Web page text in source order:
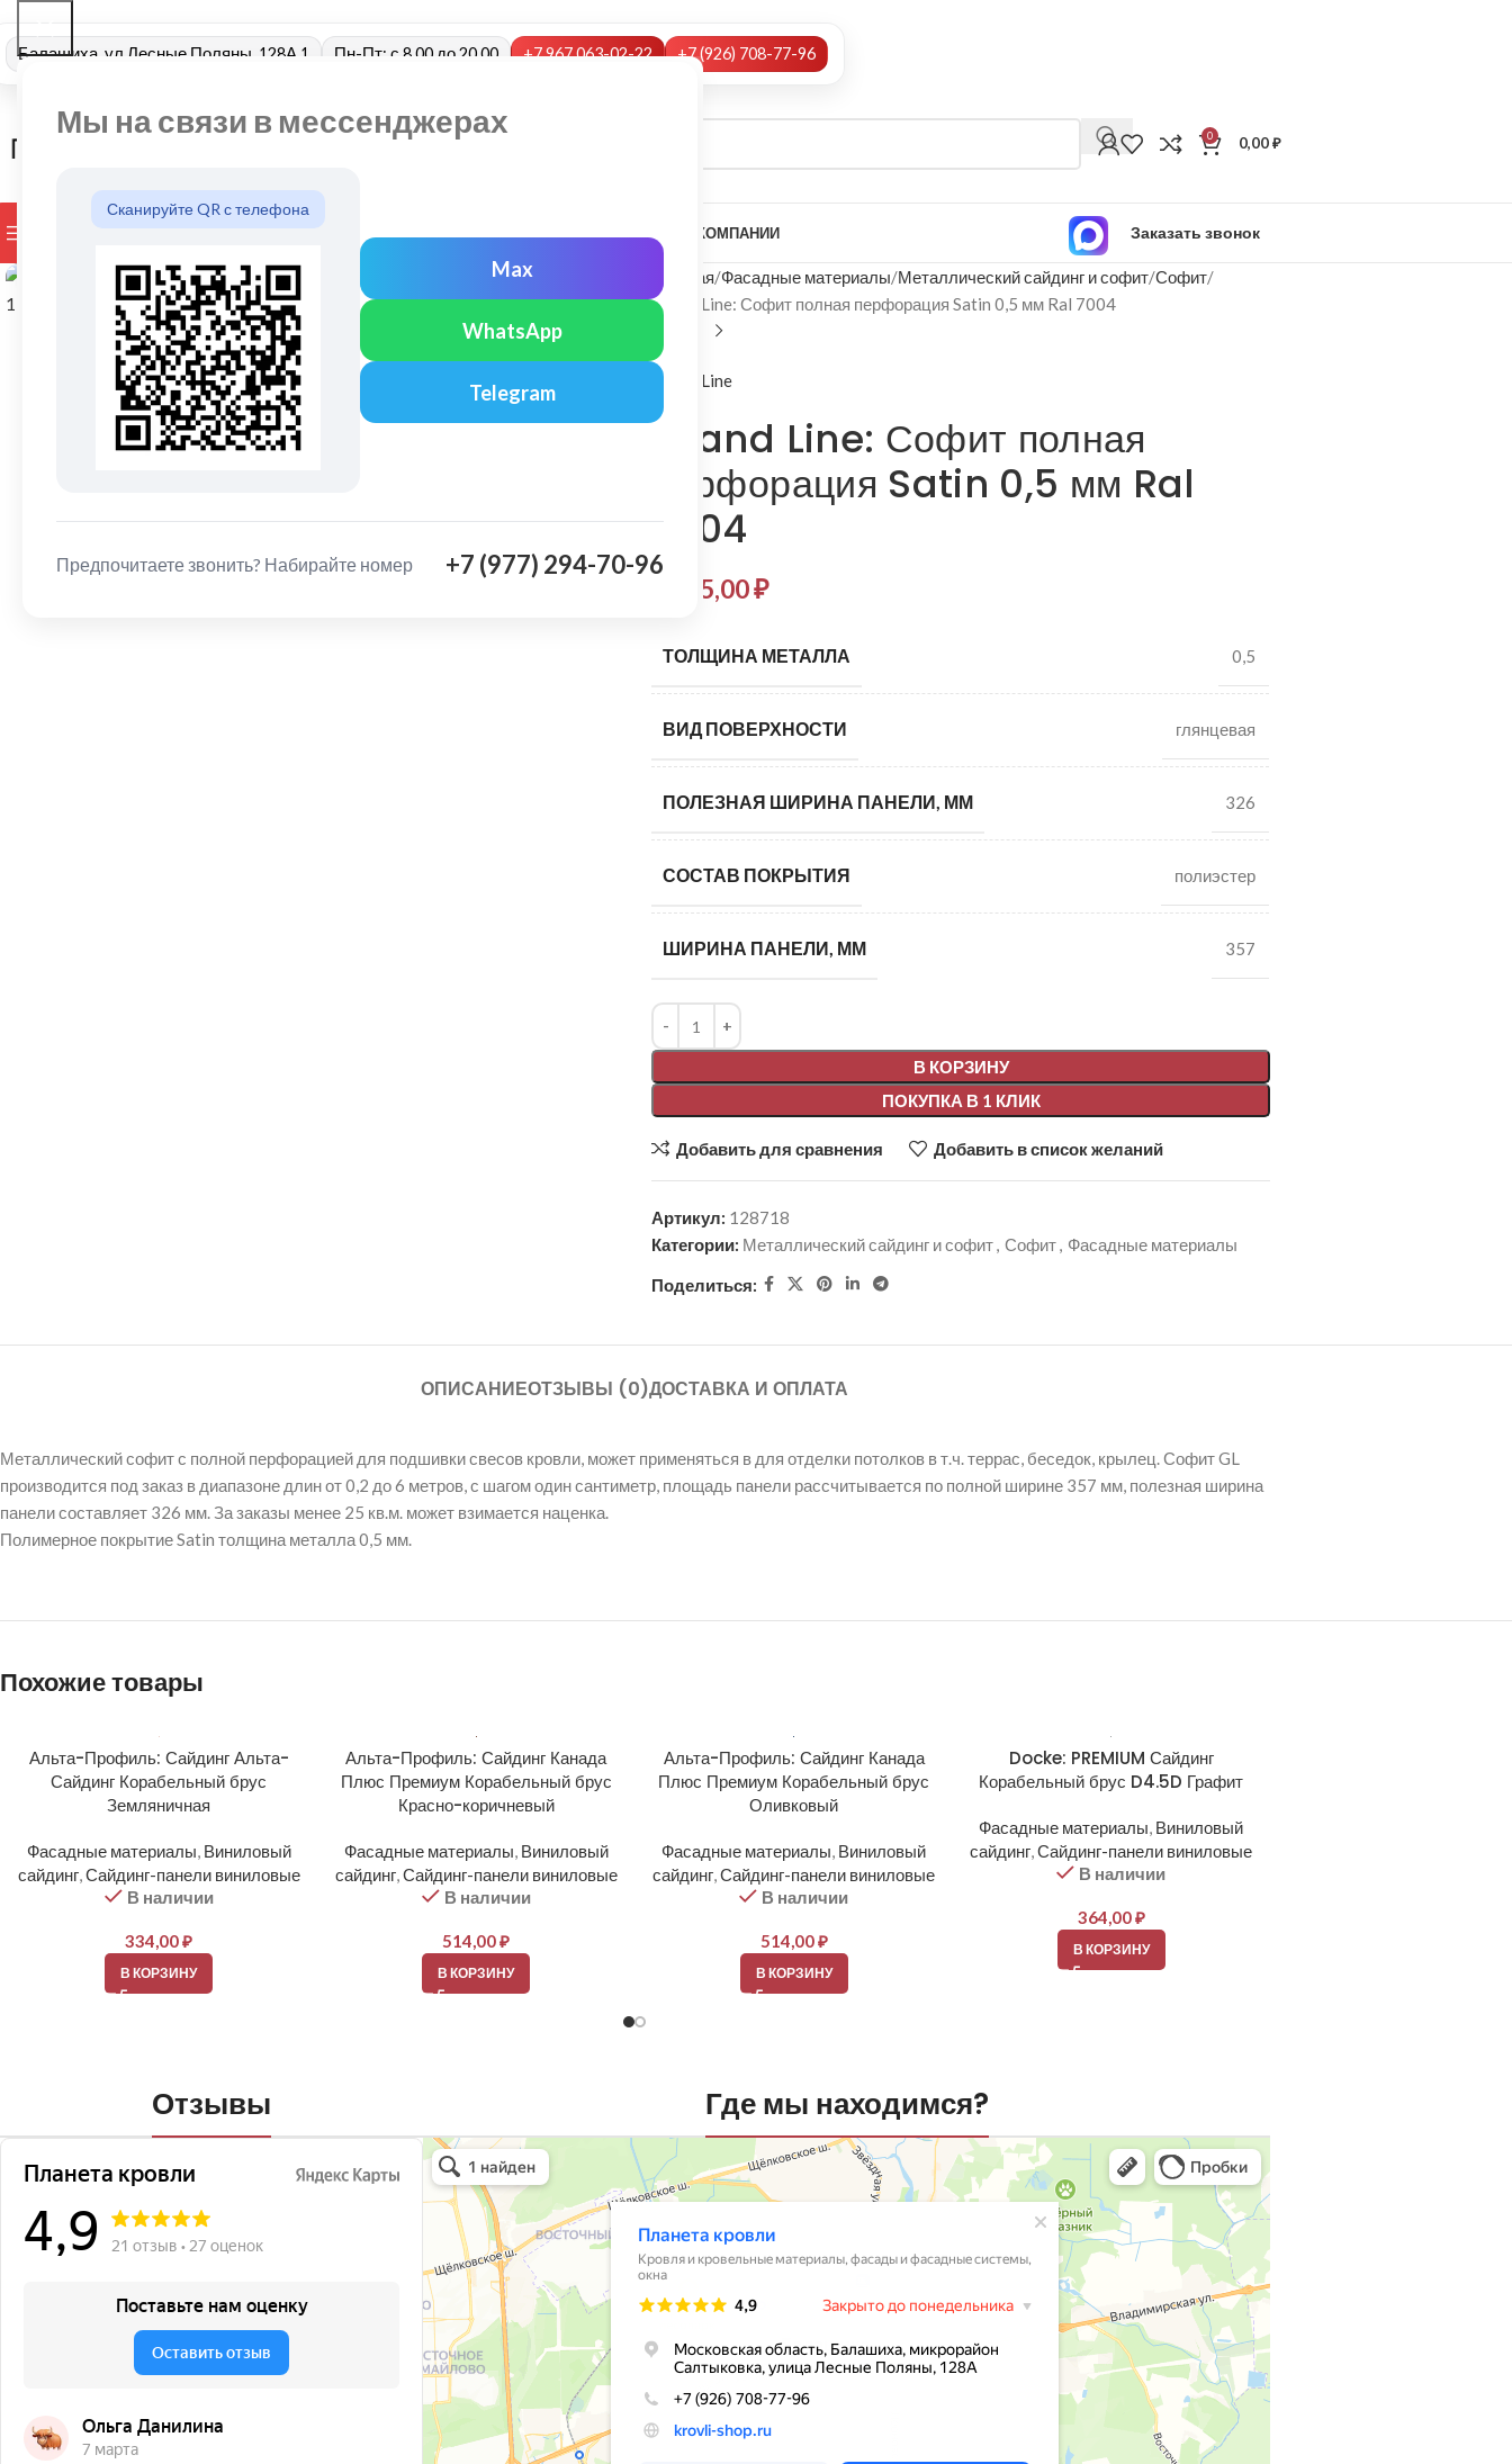
Мы на связи в мессенджерах
Сканируйте QR с телефона
Max
WhatsApp
Telegram
Предпочитаете звонить? Набирайте номер +7 (977) 294-70-96
Балашиха, ул Лесные Поляны, 128А 1 Пн-Пт: с 8.00 до 20.00 +7 967 063-02-22 +7 (926) 708-77-96
0 0,00₽
ПРОСМОТР КАТЕГОРИЙ БРЕНДЫ О КОМПАНИИ Заказать звонок
Нажмите, чтобы увеличить Главная Фасадные материалы Металлический сайдинг и софит Софит
Grand Line: Софит полная перфорация Satin 0,5 мм Ral 7004
Grand Line
Grand Line: Софит полная
перфорация Satin 0,5 мм Ral
7004
1 135,00₽
ТОЛЩИНА МЕТАЛЛА 0,5
ВИД ПОВЕРХНОСТИ глянцевая
ПОЛЕЗНАЯ ШИРИНА ПАНЕЛИ, ММ 326
СОСТАВ ПОКРЫТИЯ полиэстер
ШИРИНА ПАНЕЛИ, ММ 357
В КОРЗИНУ
ПОКУПКА В 1 КЛИК
Alternative:
Добавить для сравнения Добавить в список желаний
Артикул: 128718
Категории: Металлический сайдинг и софит, Софит, Фасадные материалы
Поделиться:
ОПИСАНИЕОТЗЫВЫ (0)ДОСТАВКА И ОПЛАТА
Металлический софит с полной перфорацией для подшивки свесов кровли, может применяться в для отделки потолков в т.ч. террас, беседок, крылец. Софит GL
производится под заказ в диапазоне длин от 0,2 до 6 метров, с шагом один сантиметр, площадь панели рассчитывается по полной ширине 357 мм, полезная ширина
панели составляет 326 мм. За заказы менее 25 кв.м. может взимается наценка.
Полимерное покрытие Satin толщина металла 0,5 мм.
Похожие товары
Альта-Профиль: Сайдинг Альта-
Сайдинг Корабельный брус
Земляничная
Фасадные материалы, Виниловый
сайдинг,Сайдинг-панели виниловые
В наличии
334,00₽
В КОРЗИНУ
Альта-Профиль: Сайдинг Канада
Плюс Премиум Корабельный брус
Красно-коричневый
Фасадные материалы, Виниловый
сайдинг,Сайдинг-панели виниловые
В наличии
514,00₽
В КОРЗИНУ
Альта-Профиль: Сайдинг Канада
Плюс Премиум Корабельный брус
Оливковый
Фасадные материалы, Виниловый
сайдинг,Сайдинг-панели виниловые
В наличии
514,00₽
В КОРЗИНУ
Docke: PREMIUM Сайдинг
Корабельный брус D4.5D Графит
Фасадные материалы, Виниловый
сайдинг,Сайдинг-панели виниловые
В наличии
364,00₽
В КОРЗИНУ
Отзывы Где мы находимся?
Планета кровли
Кровля и кровельные материалы в Балашихе
Окна в Балашихе